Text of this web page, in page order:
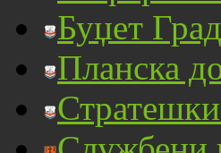
Буџет
Планска